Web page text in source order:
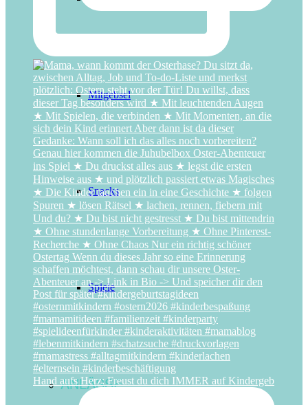
Mitgebsel
Snacks
Spiele
ANLÄSSE
Hand aufs Herz: Freust du dich IMMER auf Kindergeb